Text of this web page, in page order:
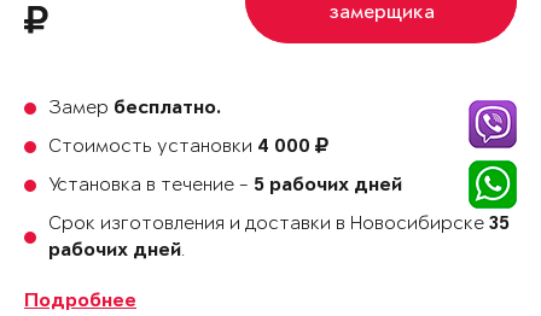
замерщика
Замер бесплатно.
Стоимость установки 4 000
Установка в течение - 5 рабочих дней
Срок изготовления и доставки в Новосибирске 35
рабочих дней.
Подробнее